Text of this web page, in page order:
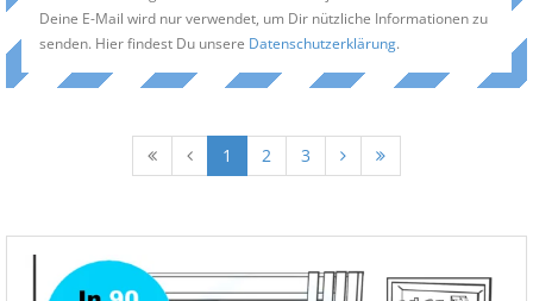
Deine E-Mail wird nur verwendet, um Dir nützliche Informationen zu
senden. Hier findest Du unsere Datenschutzerklärung.
1 2 3